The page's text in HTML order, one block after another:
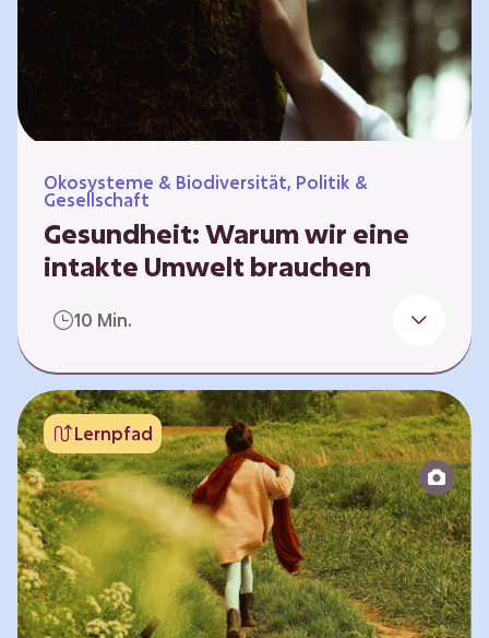
Ökosysteme & Biodiversität, Politik &
Gesellschaft
Gesundheit: Warum wir eine
intakte Umwelt brauchen
Einleitung Erst wenn wir krank werden,
erkennen wir den Wert unserer Gesundheit.
Freiheit von Krankheit; sie schließt auch
seelisches und soziales Wohlbefinden ein. Sie
bildet die Grundlage für Lebensqualität und
ermöglicht uns, am gesellschaftlichen Leben
teilzunehmen. Die medizinische Versorgung
hat sich weltweit in vielen Bereichen
verbessert. Zugleich führen vom…
10 Min.
Lernpfad